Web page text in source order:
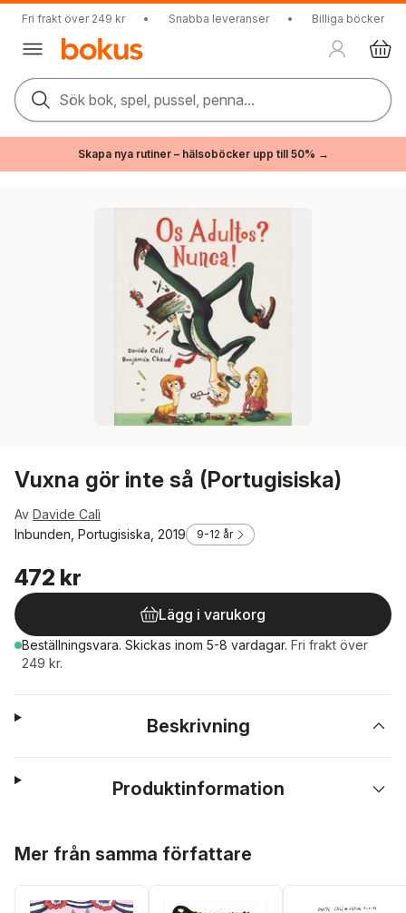
Fri frakt över 249 kr • Snabba leveranser • Billiga böcker
Sök bok, spel, pussel, penna...
Skapa nya rutiner – hälsoböcker upp till 50% →
Vuxna gör inte så (Portugisiska)
Av Davide Calì
Inbunden, Portugisiska, 2019
9-12 år
472 kr
Lägg i varukorg
Beställningsvara. Skickas inom 5-8 vardagar. Fri frakt över
249 kr.
Beskrivning
Produktinformation
Mer från samma författare